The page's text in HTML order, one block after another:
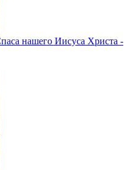
нашего Иисуса Христа -